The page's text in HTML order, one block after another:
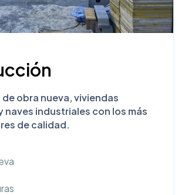
obra nueva, viviendas
naves industriales con los más
de calidad.